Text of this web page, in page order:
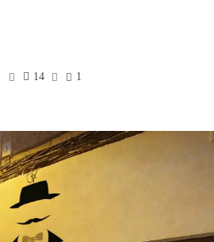
14 1